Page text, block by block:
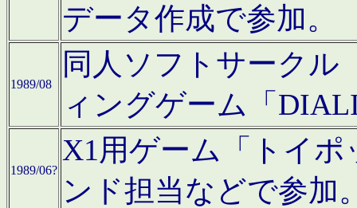
データ作成で参加。
1989/08
同人ソフトサークル
ィングゲーム「
1989/06?
X1用ゲーム「トイ
ンド担当などで参加